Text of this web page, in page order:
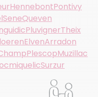
HennebontPontivy
SeneQueven
PluvignerTheix
ElvenArradon
PlescopMuzillac
Surzur